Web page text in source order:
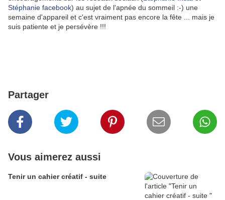
Stéphanie facebook) au sujet de l'apnée du sommeil :-) une
semaine d'appareil et c'est vraiment pas encore la fête ... mais je
suis patiente et je persévère !!!
Partager
Vous aimerez aussi
Tenir un cahier créatif - suite